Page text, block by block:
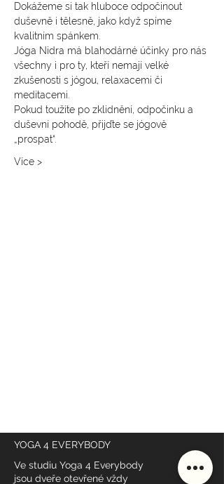
Dokážeme si tak hluboce odpočinout
duševně i tělesně, jako když spíme
kvalitním spánkem.
Jóga Nidra má blahodárné účinky pro nás
všechny i pro ty, kteří nemají velké
zkušenosti s jógou, relaxacemi či
meditacemi.
Pokud toužíte po zklidnění, odpočinku a
duševní pohodě, přijďte se jógově
„prospat“.
Více >
YOGA 4 EVERYBODY
Ve studiu Yoga 4 Everybody
jsou dveře otevřené vždy